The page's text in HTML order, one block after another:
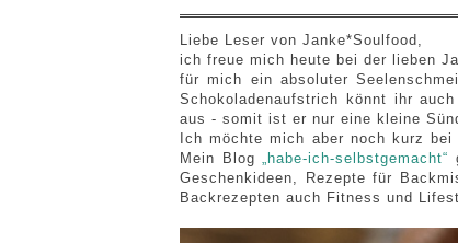
Liebe Leser von Janke*Soulfood,
ich freue mich heute bei der lieben
für mich ein absoluter
Schokoladenaufstrich könnt ihr
aus - somit ist er nur eine kleine
Ich möchte mich aber noch kurz
Mein Blog
„habe-ich-selbstgemacht“
Geschenkideen, Rezepte für
Backrezepten auch Fitness und